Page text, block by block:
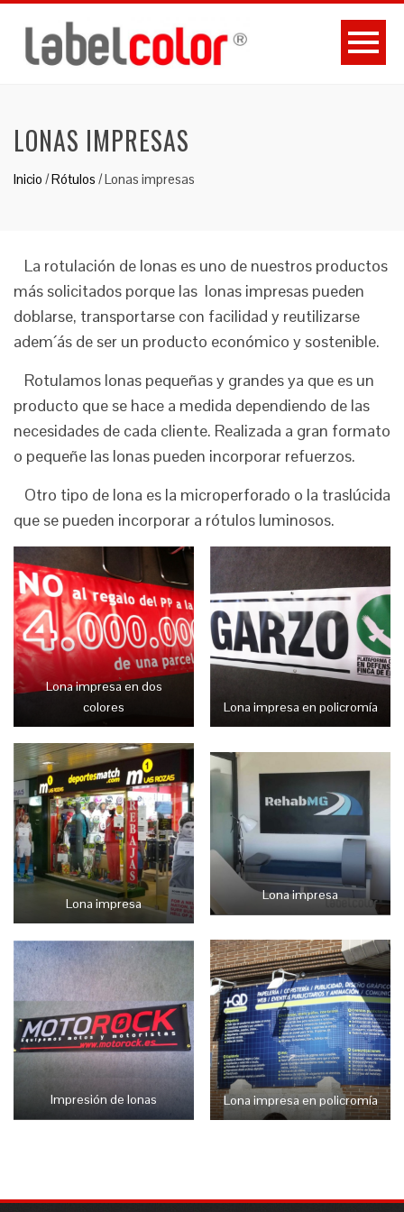
LONAS IMPRESAS
Inicio /Rótulos /Lonas impresas
La rotulación de lonas es uno de nuestros productos
más solicitados porque las lonas impresas pueden
doblarse, transportarse con facilidad y reutilizarse
adem´ás de ser un producto económico y sostenible.
Rotulamos lonas pequeñas y grandes ya que es un
producto que se hace a medida dependiendo de las
necesidades de cada cliente. Realizada a gran formato
o pequeñe las lonas pueden incorporar refuerzos.
Otro tipo de lona es la microperforado o la traslúcida
que se pueden incorporar a rótulos luminosos.
Lona impresa en dos
colores
Lona impresa en policromía
Lona impresa
Lona impresa
Impresión de lonas Lona impresa en policromía